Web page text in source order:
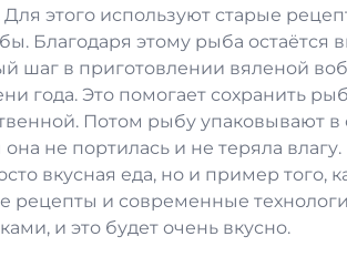
Для этого используют старые
Благодаря этому рыба остаётся
шаг в приготовлении вяленой
года. Это помогает сохранить
Потом рыбу упаковывают в
не портилась и не теряла
вкусная еда, но и пример того,
рецепты и современные
и это будет очень вкусно.